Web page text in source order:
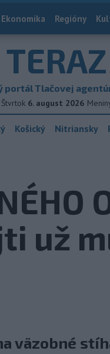
Ekonomika Regióny
TERAZ
portál Tlačovej
Štvrtok 6. august 2026
Košický Nitriansky
už
väzobné